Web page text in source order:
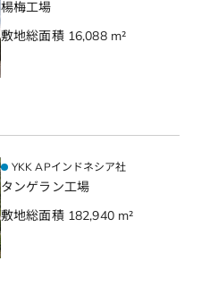
楊梅工場
敷地総面積 16,088 m²
YKK APインドネシア社
タンゲラン工場
敷地総面積 182,940 m²